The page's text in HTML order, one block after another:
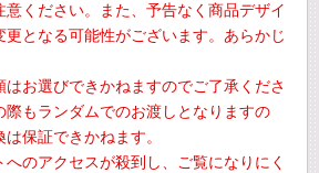
ください。また、予告なく商品デザイ
更となる可能性がございます。あらかじ
お選びできかねますのでご了承くださ
際もランダムでのお渡しとなりますの
保証できかねます。
のアクセスが殺到し、ご覧になりにく